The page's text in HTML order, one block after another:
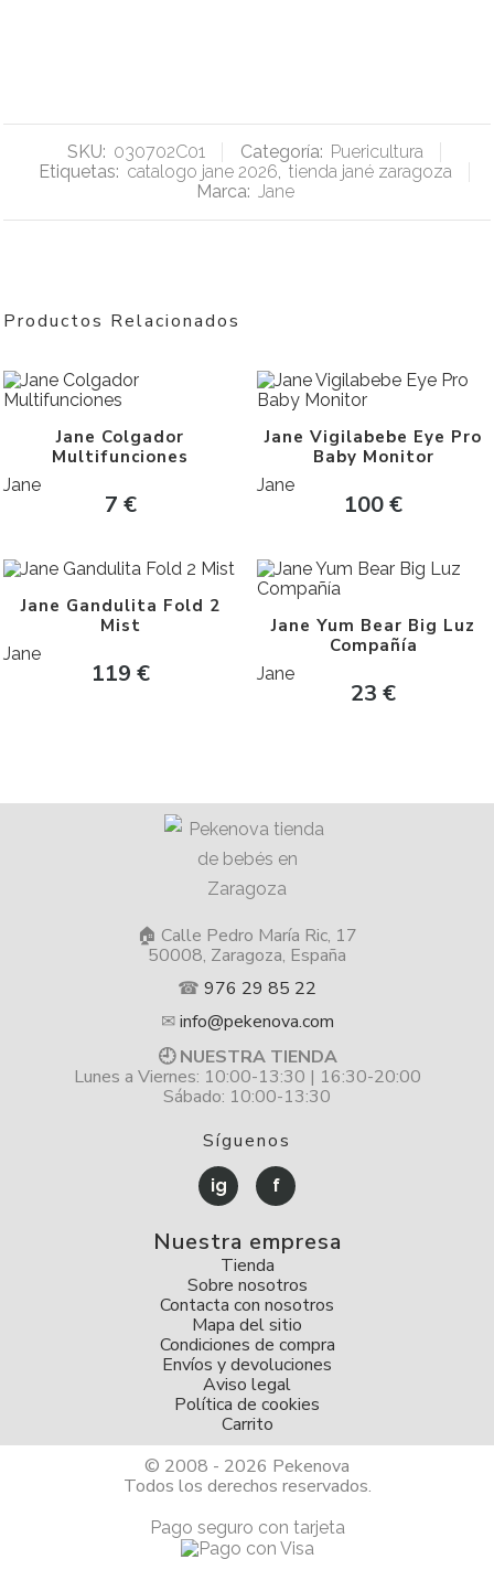
SKU: 030702C01 Categoría: Puericultura
Etiquetas: catalogo jane 2026, tienda jané zaragoza
Marca: Jane
Productos Relacionados
Jane Colgador
Multifunciones
Jane
7 €
Jane Vigilabebe Eye Pro
Baby Monitor
Jane
100€
Jane Gandulita Fold 2
Mist
Jane
119 €
Jane Yum Bear Big Luz
Compañía
Jane
23€
🏠 Calle Pedro María Ric, 17
50008, Zaragoza, España
☎ 976 29 85 22
✉info@pekenova.com
🕘 NUESTRA TIENDA
Lunes a Viernes: 10:00-13:30 | 16:30-20:00
Sábado: 10:00-13:30
Síguenos
ig f
Nuestra empresa
Tienda
Sobre nosotros
Contacta con nosotros
Mapa del sitio
Condiciones de compra
Envíos y devoluciones
Aviso legal
Política de cookies
Carrito
© 2008 - 2026 Pekenova
Todos los derechos reservados.
Pago seguro con tarjeta